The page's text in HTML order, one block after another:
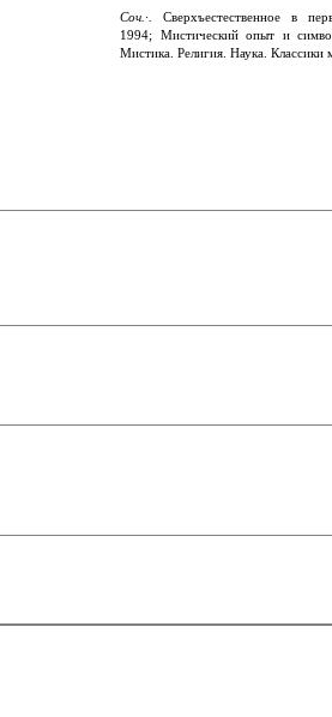
Соч.·.Сверхъестественное в
1994; Мистический опыт и
Мистика. Религия. Наука. Классики